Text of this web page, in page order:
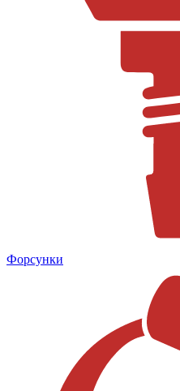
Форсунки